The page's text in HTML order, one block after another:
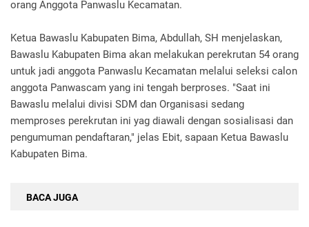
orang Anggota Panwaslu Kecamatan.
Ketua Bawaslu Kabupaten Bima, Abdullah, SH menjelaskan,
Bawaslu Kabupaten Bima akan melakukan perekrutan 54 orang
untuk jadi anggota Panwaslu Kecamatan melalui seleksi calon
anggota Panwascam yang ini tengah berproses. "Saat ini
Bawaslu melalui divisi SDM dan Organisasi sedang
memproses perekrutan ini yag diawali dengan sosialisasi dan
pengumuman pendaftaran," jelas Ebit, sapaan Ketua Bawaslu
Kabupaten Bima.
BACA JUGA